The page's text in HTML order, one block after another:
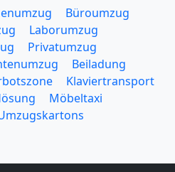
Büroumzug
Laborumzug
Privatumzug
Beiladung
Klaviertransport
Möbeltaxi